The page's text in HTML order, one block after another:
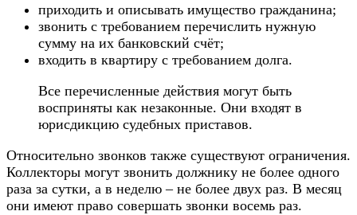
приходить и описывать имущество гражданина;
звонить с требованием перечислить нужную
сумму на их банковский счёт;
входить в квартиру с требованием долга.
Все перечисленные действия могут быть
восприняты как незаконные. Они входят в
юрисдикцию судебных приставов.
Относительно звонков также существуют ограничения.
Коллекторы могут звонить должнику не более одного
раза за сутки, а в неделю – не более двух раз. В месяц
они имеют право совершать звонки восемь раз.